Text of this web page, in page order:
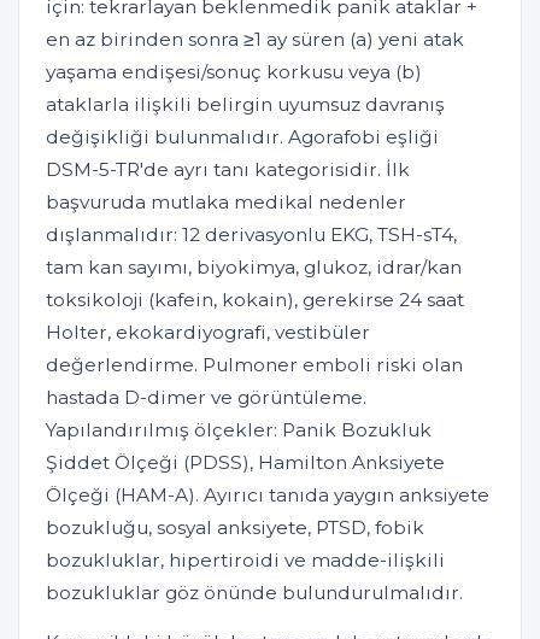
için: tekrarlayan beklenmedik panik ataklar +
en az birinden sonra ≥1 ay süren (a) yeni atak
yaşama endişesi/sonuç korkusu veya (b)
ataklarla ilişkili belirgin uyumsuz davranış
değişikliği bulunmalıdır. Agorafobi eşliği
DSM-5-TR'de ayrı tanı kategorisidir. İlk
başvuruda mutlaka medikal nedenler
dışlanmalıdır: 12 derivasyonlu EKG, TSH-sT4,
tam kan sayımı, biyokimya, glukoz, idrar/kan
toksikoloji (kafein, kokain), gerekirse 24 saat
Holter, ekokardiyografi, vestibüler
değerlendirme. Pulmoner emboli riski olan
hastada D-dimer ve görüntüleme.
Yapılandırılmış ölçekler: Panik Bozukluk
Şiddet Ölçeği (PDSS), Hamilton Anksiyete
Ölçeği (HAM-A). Ayırıcı tanıda yaygın anksiyete
bozukluğu, sosyal anksiyete, PTSD, fobik
bozukluklar, hipertiroidi ve madde-ilişkili
bozukluklar göz önünde bulundurulmalıdır.